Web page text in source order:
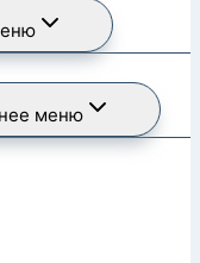
меню